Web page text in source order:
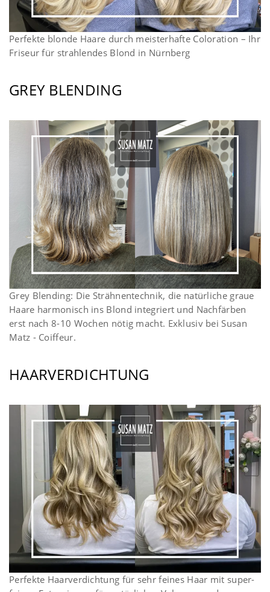
Perfekte blonde Haare durch meisterhafte Coloration – Ihr
Friseur für strahlendes Blond in Nürnberg
GREY BLENDING
Grey Blending: Die Strähnentechnik, die natürliche graue
Haare harmonisch ins Blond integriert und Nachfärben
erst nach 8-10 Wochen nötig macht. Exklusiv bei Susan
Matz - Coiffeur.
HAARVERDICHTUNG
Perfekte Haarverdichtung für sehr feines Haar mit super-